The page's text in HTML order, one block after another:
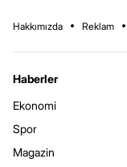
Hakkımızda Reklam
Haberler
Ekonomi
Spor
Magazin